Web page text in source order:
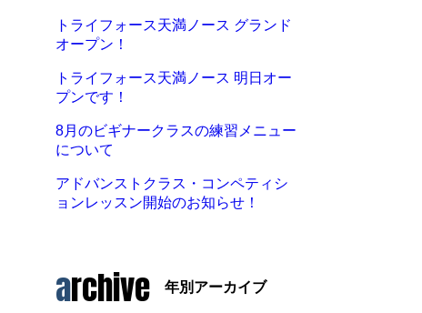
トライフォース天満ノース グランド
オープン！
トライフォース天満ノース 明日オー
プンです！
8月のビギナークラスの練習メニュー
について
アドバンストクラス・コンペティシ
ョンレッスン開始のお知らせ！
archive 年別アーカイブ